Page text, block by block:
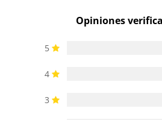
Opiniones
5
4
3